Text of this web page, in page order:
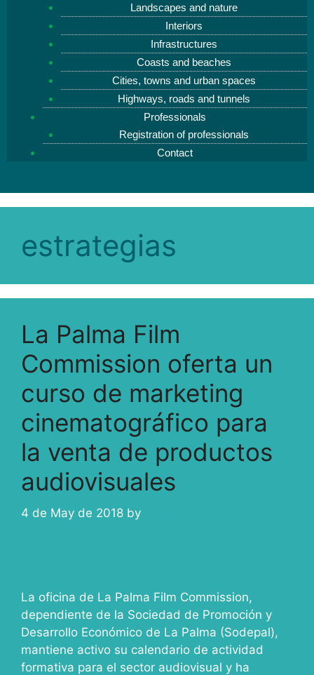
Landscapes and nature
Interiors
Infrastructures
Coasts and beaches
Cities, towns and urban spaces
Highways, roads and tunnels
Professionals
Registration of professionals
Contact
estrategias
La Palma Film
Commission oferta un
curso de marketing
cinematográfico para
la venta de productos
audiovisuales
4 de May de 2018 by
La oficina de La Palma Film Commission,
dependiente de la Sociedad de Promoción y
Desarrollo Económico de La Palma (Sodepal),
mantiene activo su calendario de actividad
formativa para el sector audiovisual y ha